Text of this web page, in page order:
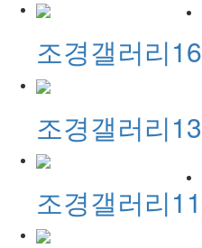
조경갤러리16
조경갤러리13
조경갤러리11